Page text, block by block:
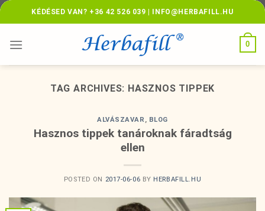
Skip
to
KÉDÉSED VAN? +36 42 526 039 | INFO@HERBAFILL.HU
0
TAG ARCHIVES: HASZNOS TIPPEK
ALVÁSZAVAR , BLOG
Hasznos tippek tanároknak fáradtság
ellen
POSTED ON 2017-06-06 BY HERBAFILL.HU